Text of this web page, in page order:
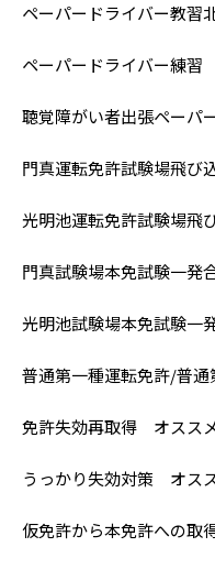
ペーパードライバー教
ペーパードライバー練
聴覚障がい者出張ペーパ
門真運転免許試験場飛び
光明池運転免許試験場飛
門真試験場本免試験一発
光明池試験場本免試験一
普通第一種運転免許/普
免許失効再取得 オスス
うっかり失効対策 オス
仮免許から本免許への